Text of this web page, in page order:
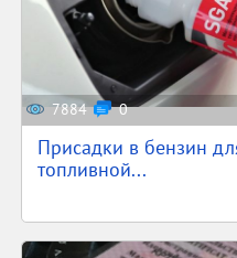
7884 0
Присадки в бензин
топливной...